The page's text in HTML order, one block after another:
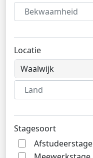
Bekwaamheid
Locatie
Land
Stagesoort
Afstudeerstage